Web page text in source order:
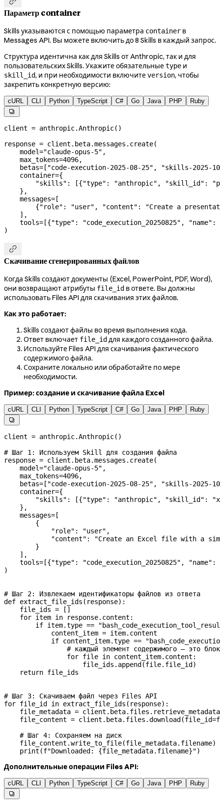
Параметр container
Skills указываются с помощью параметра container в
Messages API. Вы можете включить до 8 Skills в каждый запрос.
Структура идентична как для Skills от Anthropic, так и для
пользовательских Skills. Укажите обязательныеtype и
skill_id, и при необходимости включитеversion, чтобы
закрепить конкретную версию:
cURL CLI Python TypeScript C# Go Java PHP Ruby

client = anthropic.Anthropic()
response = client.beta.messages.create(
    model
="claude-opus-5" ,
    max_tokens
=4096,
    betas
= [ "code-execution-2025-08-25" ,
"skills-2025-
    container
={
        "skills"
: [{"type" : "anthropic" , "skill_id" :
    },
    messages
= [
        {
"role" : "user" , "content" :
"Create a
    ],
    tools
= [{"type" : "code_execution_20250825" , "name" :
)

Скачивание сгенерированных файлов
Когда Skills создают документы (Excel, PowerPoint, PDF, Word),
они возвращают атрибуты file_id в ответе. Вы должны
использовать Files API для скачивания этих файлов.
Как это работает:
Skills создают файлы во время выполнения кода.
Ответ включает file_id для каждого созданного файла.
Используйте Files API для скачивания фактического
содержимого файла.
Сохраните локально или обработайте по мере
необходимости.
Пример: создание и скачивание файла Excel
cURL CLI Python TypeScript C# Go Java PHP Ruby

client = anthropic.Anthropic()
# Шаг 1: Используем Skill для создания файла
response = client.beta.messages.create(
    model
="claude-opus-5" ,
    max_tokens
=4096,
    betas
= [ "code-execution-2025-08-25" ,
"skills-2025-
    container
={
        "skills"
: [{"type" : "anthropic" , "skill_id" :
    },
    messages
= [
        {
            "role"
: "user" ,
            "content"
:
"Create an Excel file with a
        }
    ],
    tools
= [{"type" : "code_execution_20250825" , "name" :
)
# Шаг 2: Извлекаем идентификаторы файлов из ответа
def extract_file_ids ( response):
    file_ids
= []
    for
item in response.content:
        if
item.type ==
            content_item
= item.content
            if
content_item.type ==
# каждый элемент содержимого — это
                for
file in content_item.content:
                    file_ids.append(
file.file_id)
    return
file_ids
# Шаг 3: Скачиваем файл через Files API
for file_id in extract_file_ids(response):
    file_metadata
=
    file_content
= client.beta.files.download(file_id=
    # Шаг 4: Сохраняем на диск
    file_content.write_to_file(file_metadata.filename)
    print
(f"Downloaded: {file_metadata.filename}")
Дополнительные операции Files API:
cURL CLI Python TypeScript C# Go Java PHP Ruby
